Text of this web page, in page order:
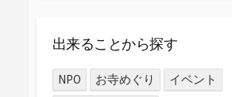
ら
探
す
出来ることから探す
NPO お寺めぐり
イベント